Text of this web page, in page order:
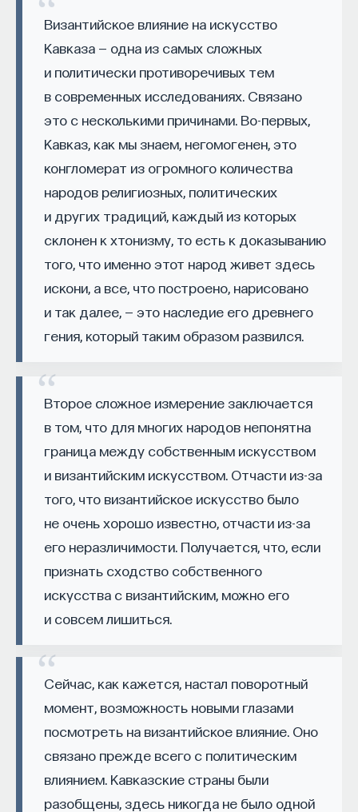
Византийское влияние на искусство
Кавказа — одна из самых сложных
и политически противоречивых тем
в современных исследованиях. Связано
это с несколькими причинами. Во-первых,
Кавказ, как мы знаем, негомогенен, это
конгломерат из огромного количества
народов религиозных, политических
и других традиций, каждый из которых
склонен к хтонизму, то есть к доказыванию
того, что именно этот народ живет здесь
искони, а все, что построено, нарисовано
и так далее, — это наследие его древнего
гения, который таким образом развился.
Второе сложное измерение заключается
в том, что для многих народов непонятна
граница между собственным искусством
и византийским искусством. Отчасти из-за
того, что византийское искусство было
не очень хорошо известно, отчасти из-за
его неразличимости. Получается, что, если
признать сходство собственного
искусства с византийским, можно его
и совсем лишиться.
Сейчас, как кажется, настал поворотный
момент, возможность новыми глазами
посмотреть на византийское влияние. Оно
связано прежде всего с политическим
влиянием. Кавказские страны были
разобщены, здесь никогда не было одной
философский поиск — это не только каскад
занимательных головоломок, но и набор
инструментов, жизненно необходимых для
современного человека.
Пройдя этот курс, вы:
— Овладеете ключевыми для независимого
мышления навыками: научитесь критически
зрения.
— Узнаете, как философия отвечает
на основополагающие вопросы человечества: что
сознание? Реальна ли реальность и откуда
свобода?
— Переосмыслите границы доверия
собственному знанию.
Автор курса:Диана Гаспарян— кандидат
философских наук, профессор Школы философии
и культурологии факультета гуманитарных наук
НИУ ВШЭ.
3/30/2022
НАПИСАТЬ НАМ
НАД МАТЕРИАЛОМ РАБОТАЛИ